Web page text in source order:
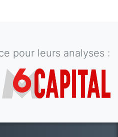
pour leurs analyses :